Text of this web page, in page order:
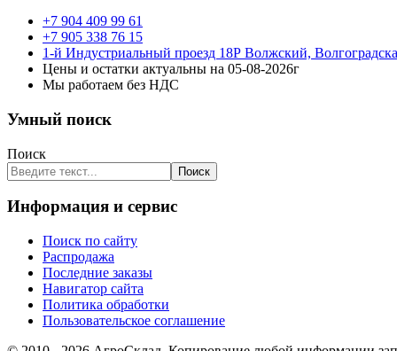
+7 904 409 99 61
+7 905 338 76 15
1-й Индустриальный проезд 18Р Волжский,
Цены и остатки актуальны на 05-08-2026г
Мы работаем без НДС
Умный поиск
Поиск
Поиск
Информация и сервис
Поиск по сайту
Распродажа
Последние заказы
Навигатор сайта
Политика обработки
Пользовательское соглашение